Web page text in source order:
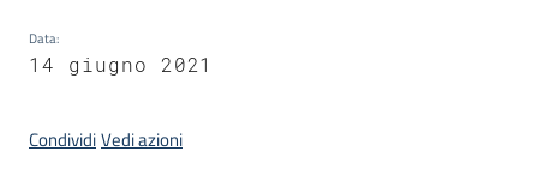
Programmi
Progetti
Data:
14 giugno 2021
CondividiVedi azioni